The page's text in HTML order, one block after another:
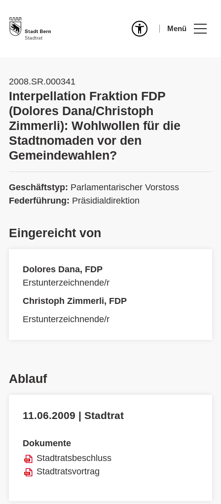
Menü
2008.SR.000341
Interpellation Fraktion FDP
(Dolores Dana/Christoph
Zimmerli): Wohlwollen für die
Stadtnomaden vor den
Gemeindewahlen?
Geschäftstyp: Parlamentarischer Vorstoss
Federführung: Präsidialdirektion
Eingereicht von
Dolores Dana, FDP
Erstunterzeichnende/r
Christoph Zimmerli, FDP
Erstunterzeichnende/r
Ablauf
11.06.2009 | Stadtrat
Dokumente
Stadtratsbeschluss
Stadtratsvortrag